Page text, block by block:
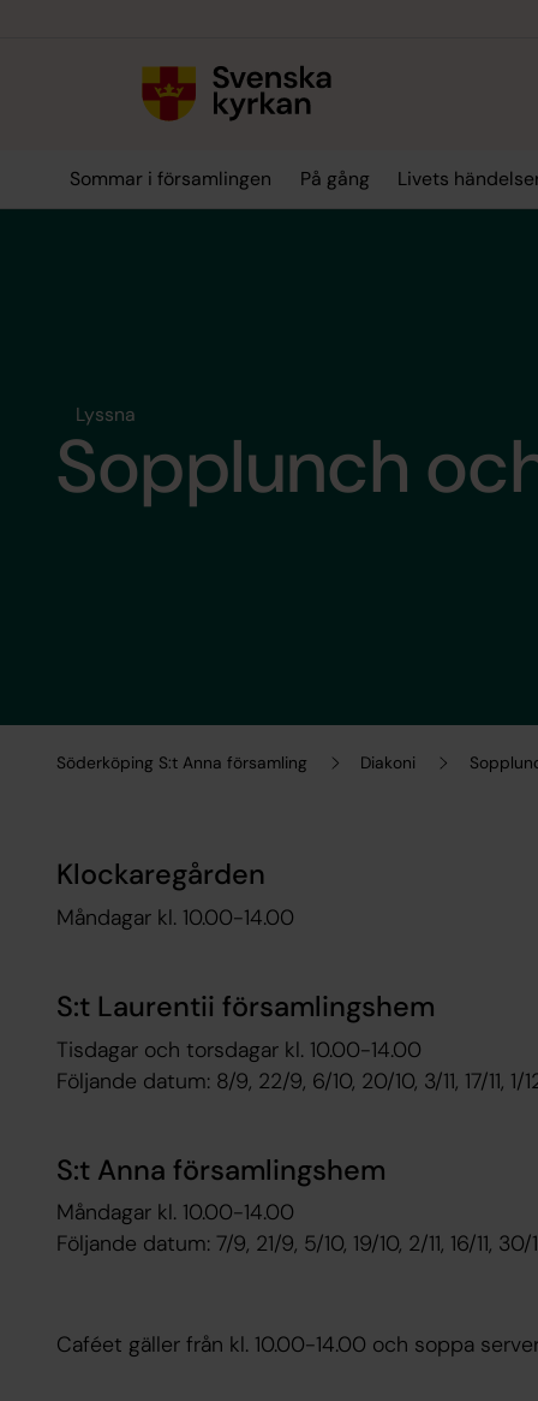
Sommar i församlingen På gång Livets
Söderköping S:t Anna församling Diakoni
Lyssna
Sopplunch
Klockaregården
Måndagar kl. 10.00-14.00
S:t Laurentii församlingshem
Tisdagar och torsdagar kl. 10.00-14.00
Följande datum: 8/9, 22/9, 6/10, 20/10, 3/11, 17/11, 1/
S:t Anna församlingshem
Måndagar kl. 10.00-14.00
Följande datum: 7/9, 21/9, 5/10, 19/10, 2/11, 16/11, 30/
Caféet gäller från kl. 10.00-14.00 och soppa